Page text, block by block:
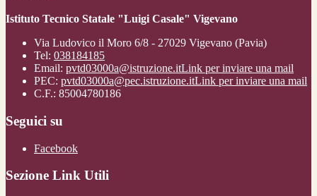
Istituto Tecnico Statale "Luigi Casale" Vigevano
Via Ludovico il Moro 6/8 - 27029 Vigevano (Pavia)
Tel: 038184185
Email: pvtd03000a@istruzione.itLink per inviare una mail
PEC: pvtd03000a@pec.istruzione.itLink per inviare una mail
C.F.: 85004780186
Seguici su
Facebook
Sezione Link Utili